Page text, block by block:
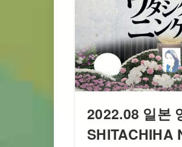
2022.08 일본
SHITACHIHA